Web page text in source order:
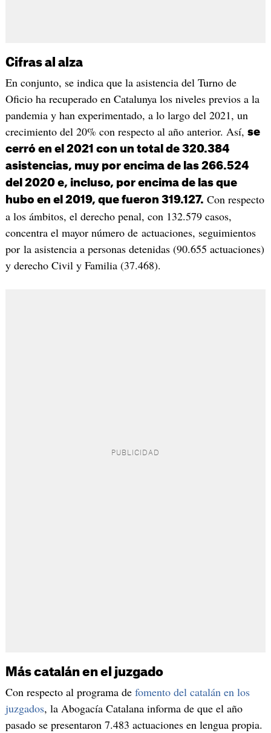
Cifras al alza
En conjunto, se indica que la asistencia del Turno de
Oficio ha recuperado en Catalunya los niveles previos a la
pandemia y han experimentado, a lo largo del 2021, un
crecimiento del 20% con respecto al año anterior. Así, se
cerró en el 2021 con un total de 320.384
asistencias, muy por encima de las 266.524
del 2020 e, incluso, por encima de las que
hubo en el 2019, que fueron 319.127. Con respecto
a los ámbitos, el derecho penal, con 132.579 casos,
concentra el mayor número de actuaciones, seguimientos
por la asistencia a personas detenidas (90.655 actuaciones)
y derecho Civil y Familia (37.468).
Más catalán en el juzgado
Con respecto al programa de fomento del catalán en los
juzgados, la Abogacía Catalana informa de que el año
pasado se presentaron 7.483 actuaciones en lengua propia.